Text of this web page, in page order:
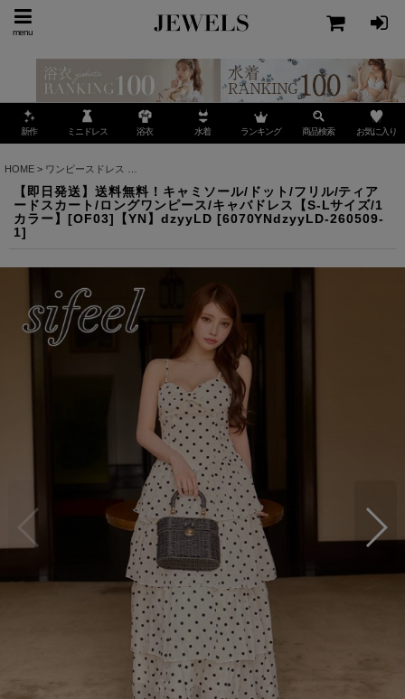
menu
新作 ミニドレス 浴衣 水着 ランキング 商品検索 お気に入り
HOME > ワンピースドレス
【即日発送】送料無料！キャミソール/ドット/フリル/ティア
ードスカート/ロングワンピース/キャバドレス【S-Lサイズ/1
カラー】[OF03]【YN】dzyyLD [6070YNdzyyLD-260509-
1]